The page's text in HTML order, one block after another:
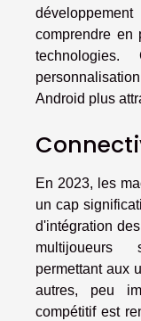
comprendre en
Android plus
En 2023, les
un cap
d'intégration
multijoueurs
permettant aux
autres, peu
compétitif est